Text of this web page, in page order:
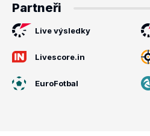
Partneři
Live výsledky
Livescore.in
EuroFotbal